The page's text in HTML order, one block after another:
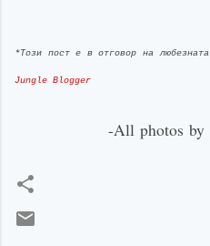
*Този пост е в отговор на
Jungle Blogger
-All photos by